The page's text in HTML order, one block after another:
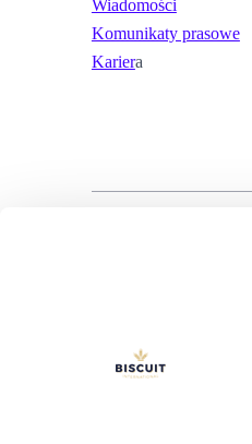
Wiadomości
Komunikaty prasowe
Kariera